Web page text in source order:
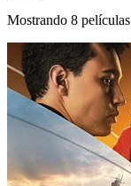
Mostrando 8 películas